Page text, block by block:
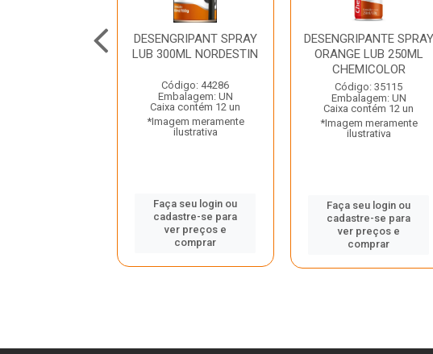
DESENGRIPANT SPRAY
LUB 300ML NORDESTIN
Código: 44286
Embalagem: UN
Caixa contém 12 un
*Imagem meramente
ilustrativa
Faça seu login ou
cadastre-se para
ver preços e
comprar
DESENGRIPANTE SPRAY
ORANGE LUB 250ML
CHEMICOLOR
Código: 35115
Embalagem: UN
Caixa contém 12 un
*Imagem meramente
ilustrativa
Faça seu login ou
cadastre-se para
ver preços e
comprar